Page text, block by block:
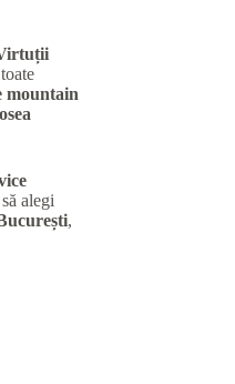
mountain
alegi
,